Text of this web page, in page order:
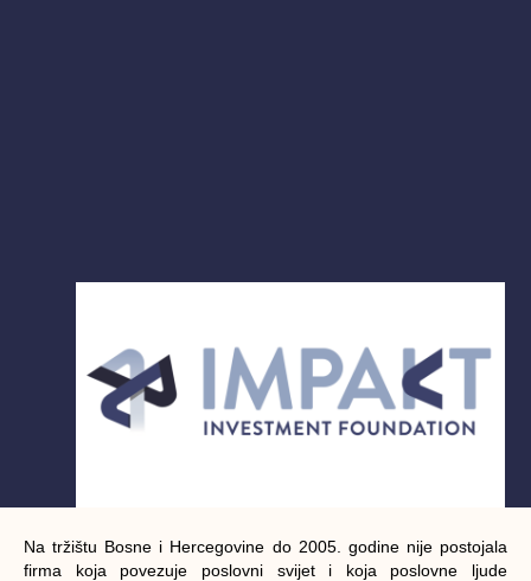
Na tržištu Bosne i Hercegovine do 2005. godine nije postojala
firma koja povezuje poslovni svijet i koja poslovne ljude